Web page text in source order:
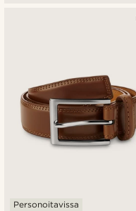
Personoitavissa